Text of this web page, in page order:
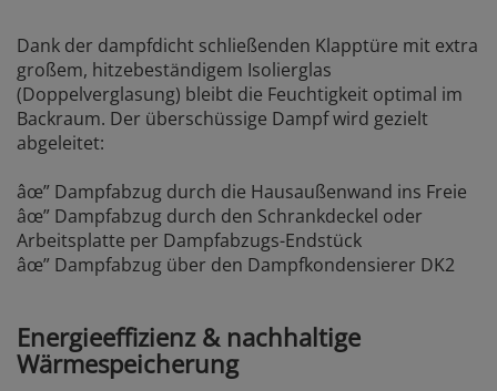
Dank der dampfdicht schließenden Klapptüre mit extra
großem, hitzebeständigem Isolierglas
(Doppelverglasung) bleibt die Feuchtigkeit optimal im
Backraum. Der überschüssige Dampf wird gezielt
abgeleitet:
âœ” Dampfabzug durch die Hausaußenwand ins Freie
âœ” Dampfabzug durch den Schrankdeckel oder
Arbeitsplatte per Dampfabzugs-Endstück
âœ” Dampfabzug über den Dampfkondensierer DK2
Energieeffizienz & nachhaltige
Wärmespeicherung